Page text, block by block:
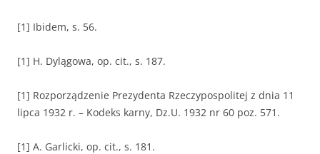
[1] Ibidem, s. 56.
[1] H. Dylągowa, op. cit., s. 187.
[1] Rozporządzenie Prezydenta Rzeczypospolitej z dnia 11
lipca 1932 r. – Kodeks karny, Dz.U. 1932 nr 60 poz. 571.
[1] A. Garlicki, op. cit., s. 181.